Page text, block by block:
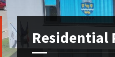
Residential